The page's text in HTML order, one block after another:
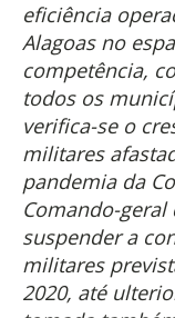
eficiência
Alagoas no
competência,
todos os
verifica-se o
militares
pandemia da
Comando-
suspender a
militares
2020, até